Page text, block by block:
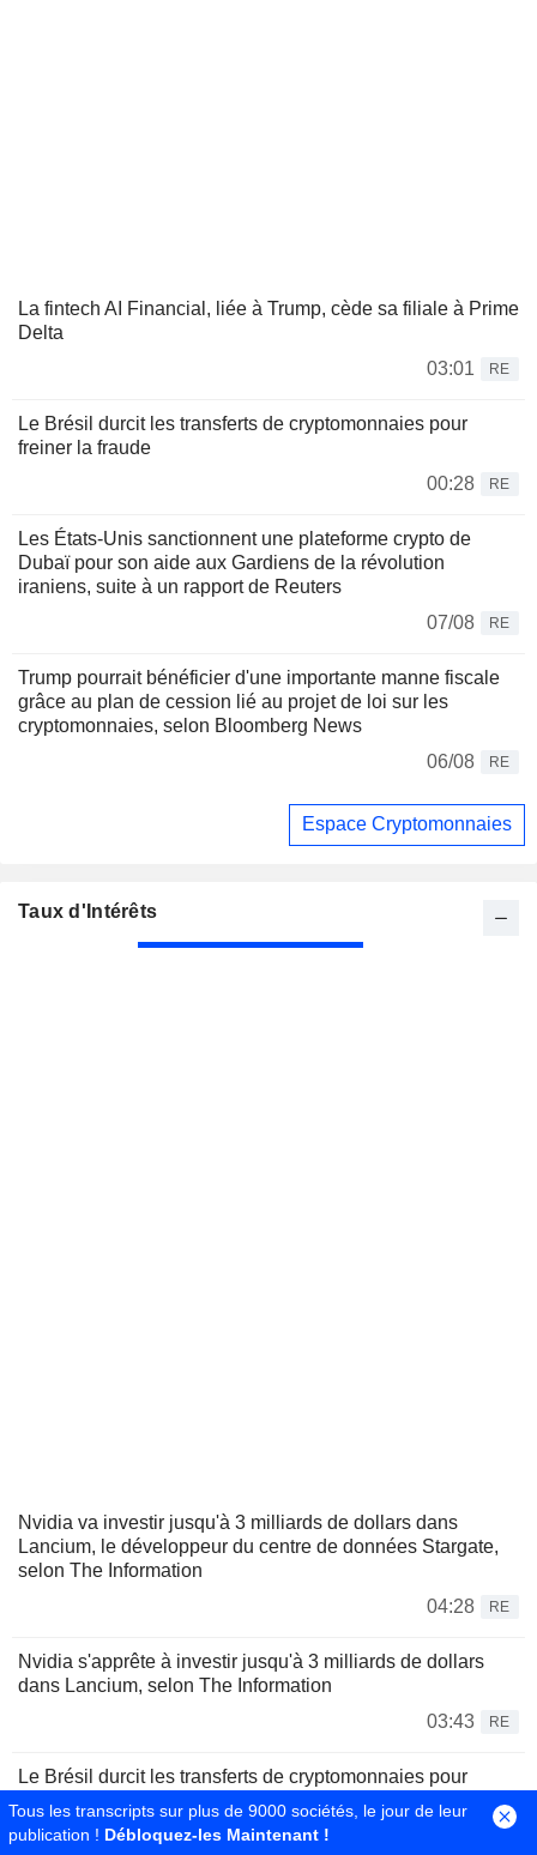
La fintech AI Financial, liée à Trump, cède sa filiale à Prime
Delta
03:01
RE
Le Brésil durcit les transferts de cryptomonnaies pour
freiner la fraude
00:28
RE
Les États-Unis sanctionnent une plateforme crypto de
Dubaï pour son aide aux Gardiens de la révolution
iraniens, suite à un rapport de Reuters
07/08
RE
Trump pourrait bénéficier d'une importante manne fiscale
grâce au plan de cession lié au projet de loi sur les
cryptomonnaies, selon Bloomberg News
06/08
RE
Espace Cryptomonnaies
Taux d'Intérêts
Nvidia va investir jusqu'à 3 milliards de dollars dans
Lancium, le développeur du centre de données Stargate,
selon The Information
04:28
RE
Nvidia s'apprête à investir jusqu'à 3 milliards de dollars
dans Lancium, selon The Information
03:43
RE
Le Brésil durcit les transferts de cryptomonnaies pour
freiner la fraude
Tous les transcripts sur plus de 9000 sociétés, le jour de leur
publication ! Débloquez-les Maintenant !